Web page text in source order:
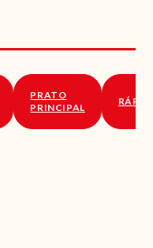
PRATO
PRINCIPAL